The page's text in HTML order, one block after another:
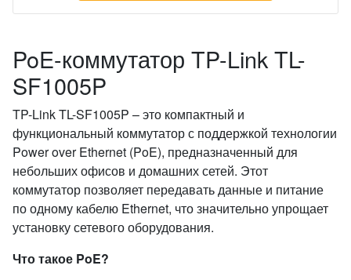
PoE-коммутатор TP-Link TL-
SF1005P
TP-Link TL-SF1005P – это компактный и
функциональный коммутатор с поддержкой технологии
Power over Ethernet (PoE), предназначенный для
небольших офисов и домашних сетей. Этот
коммутатор позволяет передавать данные и питание
по одному кабелю Ethernet, что значительно упрощает
установку сетевого оборудования.
Что такое PoE?